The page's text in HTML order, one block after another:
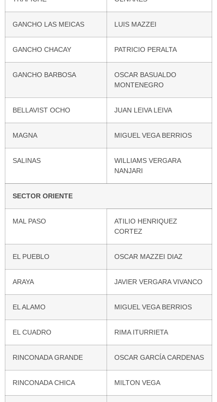
GANCHO LAS MEICAS LUIS MAZZEI
GANCHO CHACAY PATRICIO PERALTA
GANCHO BARBOSA
OSCAR BASUALDO
MONTENEGRO
BELLAVIST OCHO JUAN LEIVA LEIVA
MAGNA MIGUEL VEGA BERRIOS
SALINAS
WILLIAMS VERGARA
NANJARI
SECTOR ORIENTE
MAL PASO
ATILIO HENRIQUEZ
CORTEZ
EL PUEBLO OSCAR MAZZEI DIAZ
ARAYA JAVIER VERGARA VIVANCO
EL ALAMO MIGUEL VEGA BERRIOS
EL CUADRO RIMA ITURRIETA
RINCONADA GRANDE OSCAR GARCÍA CARDENAS
RINCONADA CHICA MILTON VEGA